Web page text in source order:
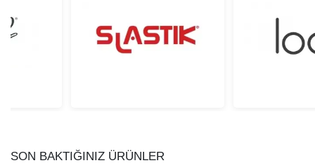
SON BAKTIĞINIZ ÜRÜNLER